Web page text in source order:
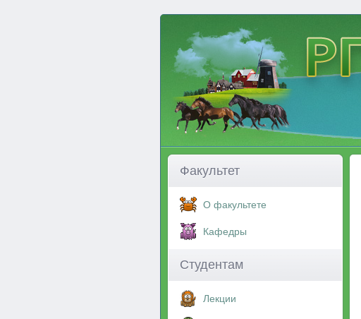
Факультет
О факультете
Кафедры
Студентам
Лекции